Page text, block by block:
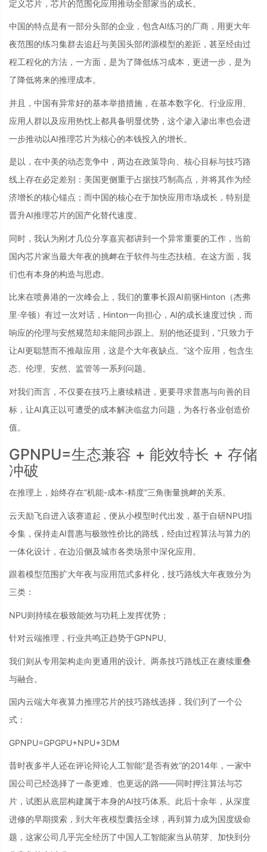
定义芯片，芯片的范围化应用推动全部家当的成长。
中国的特点是有一部分头部的企业，包含AI练习的厂商，用更大年
夜范围的练习集群去追赶与美国头部闭源模型的差距，甚至经由过
程工程化的方法，一方面，是为了降低练习成本，更进一步，是为
了降低将来的推理成本。
并且，中国有异常好的基本举措措施，在基本数字化、行业应用、
应用人群以及应用热忱上都具备明显优势，这个渗入渗出率也会进
一步推动以AI推理芯片为核心的本钱投入的增长。
是以，在中美的动态竞争中，两边在政策导向、核心目标与技巧路
线上存在必定差别：美国更侧重于占据技巧制高点，并将其作为经
济增长的核心锚点；而中国的核心在于加快应用市场成长，特别是
晋升AI推理芯片的国产化替代速度。
同时，我认为刚才几位分享嘉宾都讲到一个异常重要的工作，当前
国内芯片家当最大年夜的挑衅在于软件与生态扶植。在这方面，我
们也有本身的构造与思虑。
比来在喷鼻港的一次峰会上，我们的董事长跟AI前驱Hinton（杰弗
里·辛顿）有过一次对话，Hinton一向担心，AI的成长速度过快，而
响应的伦理与安然规范却未能同步跟上。别的他还提到，“只致力于
让AI更聪慧而不推敲应用，这是个大年夜缺点。”这个应用，包含生
态、伦理、安然、监管等一系列问题。
对我们而言，不仅要在技巧上赓续精进，更要寻求普惠与向善的目
标，让AI真正以可遭受的成本解决临盆力问题，为各行各业创造价
值。
GPNPU=生态兼容 + 能效特长 + 存储
冲破
在推理上，始终存在“机能-成本-精度”三角衡量挑衅的关系。
云天励飞自进入该赛道起，便从小模型时代出发，基于自研NPU指
令集，保持走AI普惠与极致性价比的路线，经由过程算法与算力的
一体化设计，在边沿侧及城市各类场景中深化应用。
跟着模型范围扩大年夜与应用范式多样化，技巧路线大年夜致分为
三类：
NPU则持续在极致能效与功耗上发挥优势；
针对云端推理，行业共鸣正趋势于GPNPU。
我们则从专用架构走向更通用的设计。两条技巧路线正在赓续重叠
与融合。
国内云端大年夜算力推理芯片的技巧路线选择，我们列了一个公
式：
GPNPU=GPGPU+NPU+3DM
昔时夜多半人还在评论辩论人工智能“是否有效”的2014年，一家中
国公司已经选择了一条更难、也更远的路——同时押注算法与芯
片，试图从底层构建属于本身的AI技巧体系。此后十余年，从深度
进修的早期摸索，到大年夜模型囊括全球，再到算力成为国度级命
题，这家公司几乎完全经历了中国人工智能家当从萌芽、加快到分